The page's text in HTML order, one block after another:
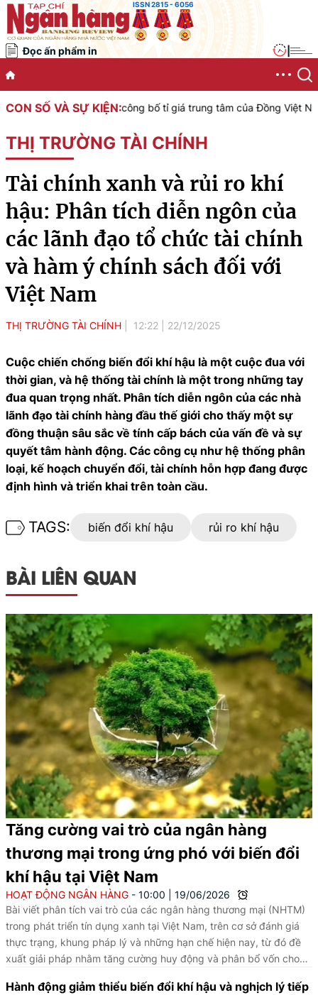
ISSN 2815 - 6056
Đọc ấn phẩm in
CON SỐ VÀ SỰ KIỆN:
Việt Nam công bố tỉ giá trung tâm của Đồng Việt Nam với Đô
THỊ TRƯỜNG TÀI CHÍNH
Tài chính xanh và rủi ro khí
hậu: Phân tích diễn ngôn của
các lãnh đạo tổ chức tài chính
và hàm ý chính sách đối với
Việt Nam
THỊ TRƯỜNG TÀI CHÍNH 12:22 22/12/2025
Cuộc chiến chống biến đổi khí hậu là một cuộc đua với
thời gian, và hệ thống tài chính là một trong những tay
đua quan trọng nhất. Phân tích diễn ngôn của các nhà
lãnh đạo tài chính hàng đầu thế giới cho thấy một sự
đồng thuận sâu sắc về tính cấp bách của vấn đề và sự
quyết tâm hành động. Các công cụ như hệ thống phân
loại, kế hoạch chuyển đổi, tài chính hỗn hợp đang được
định hình và triển khai trên toàn cầu.
TAGS: biến đổi khí hậu rủi ro khí hậu
BÀI LIÊN QUAN
Tăng cường vai trò của ngân hàng
thương mại trong ứng phó với biến đổi
khí hậu tại Việt Nam
HOẠT ĐỘNG NGÂN HÀNG 10:00
19/06/2026
Bài viết phân tích vai trò của các ngân hàng thương mại (NHTM)
trong phát triển tín dụng xanh tại Việt Nam, trên cơ sở đánh giá
thực trạng, khung pháp lý và những hạn chế hiện nay, từ đó đề
xuất giải pháp nhằm tăng cường huy động và phân bổ vốn cho
năm 2050.
Hành động giảm thiểu biến đổi khí hậu và nghịch lý tiếp